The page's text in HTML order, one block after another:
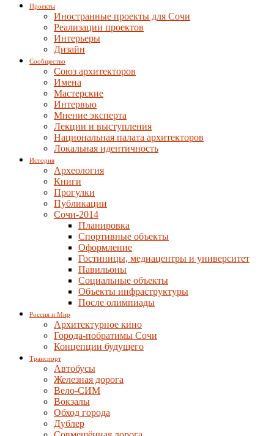
Проекты
Иностранные проекты для Сочи
Реализации проектов
Интерьеры
Дизайн
Сообщество
Союз архитекторов
Имена
Мастерские
Интервью
Мнение эксперта
Лекции и выступления
Национальная палата архитекторов
Локальная идентичность
История
Археология
Книги
Прогулки
Публикации
Сочи-2014
Планировка
Спортивные объекты
Оформление
Гостиницы, медиацентры и университет
Павильоны
Социальные объекты
Объекты инфраструктуры
После олимпиады
Россия и Мир
Архитектурное кино
Города-побратимы Сочи
Концепции будущего
Транспорт
Автобусы
Железная дорога
Вело-СИМ
Вокзалы
Обход города
Дублер